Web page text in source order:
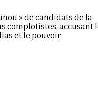
» de candidats de la
accusant
et le pouvoir.